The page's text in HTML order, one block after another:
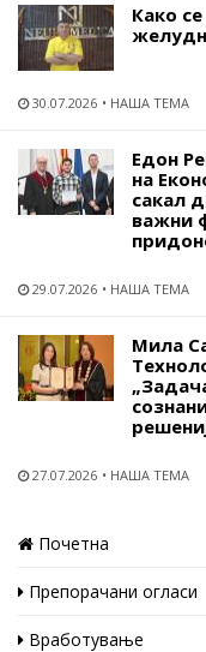
Како
30.07.2026 НАША ТЕМА
Едон
на
сакал
важни
29.07.2026 НАША ТЕМА
Мила
27.07.2026 НАША ТЕМА
Почетна
Препорачани огласи
Вработување